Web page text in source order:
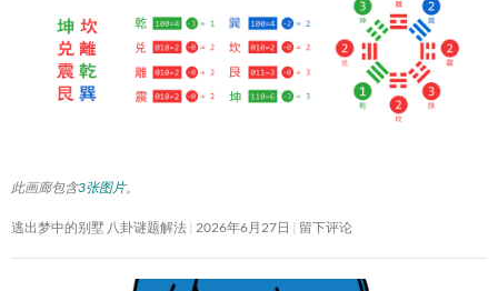
此画廊包含3张图片。
逃出梦中的别墅 八卦谜题解法 2026年6月27日 留下评论